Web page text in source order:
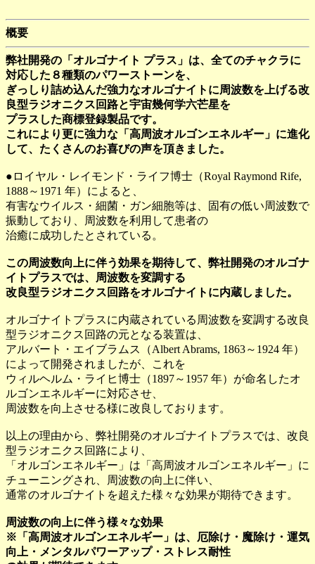
概要
弊社開発の「オルゴナイト プラス」は、全てのチャクラに
対応した８種類のパワーストーンを、
ぎっしり詰め込んだ強力なオルゴナイトに周波数を上げる改
良型ラジオニクス回路と宇宙幾何学六芒星を
プラスした商標登録製品です。
これにより更に強力な「高周波オルゴンエネルギー」に進化
して、たくさんのお喜びの声を頂きました。
●ロイヤル・レイモンド・ライフ博士（Royal Raymond Rife,
1888～1971 年）によると、
有害なウイルス・細菌・ガン細胞等は、固有の低い周波数で
振動しており、周波数を利用して患者の
治癒に成功したとされている。
この周波数向上に伴う効果を期待して、弊社開発のオルゴナ
イトプラスでは、周波数を変調する
改良型ラジオニクス回路をオルゴナイトに内蔵しました。
オルゴナイトプラスに内蔵されている周波数を変調する改良
型ラジオニクス回路の元となる装置は、
アルバート・エイブラムス（Albert Abrams, 1863～1924 年）
によって開発されましたが、これを
ウィルヘルム・ライヒ博士（1897～1957 年）が命名したオ
ルゴンエネルギーに対応させ、
周波数を向上させる様に改良しております。
以上の理由から、弊社開発のオルゴナイトプラスでは、改良
型ラジオニクス回路により、
「オルゴンエネルギー」は「高周波オルゴンエネルギー」に
チューニングされ、周波数の向上に伴い、
通常のオルゴナイトを超えた様々な効果が期待できます。
周波数の向上に伴う様々な効果
※「高周波オルゴンエネルギー」は、厄除け・魔除け・運気
向上・メンタルパワーアップ・ストレス耐性